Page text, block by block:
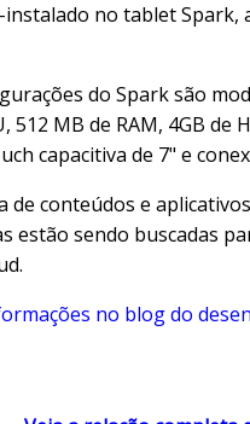
no tablet Spark,
do Spark são
512 MB de RAM, 4GB
capacitiva de 7" e
de conteúdos e
estão sendo buscadas
no blog do